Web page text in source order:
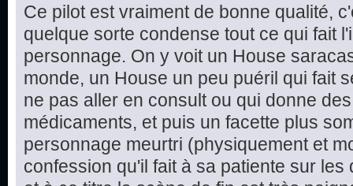
Ce pilot est vraiment de bonne qualité,
quelque sorte condense tout ce qui fait
personnage. On y voit un House
monde, un House un peu puéril qui fait
ne pas aller en consult ou qui donne
médicaments, et puis un facette plus
personnage meurtri (physiquement et
confession qu'il fait à sa patiente sur